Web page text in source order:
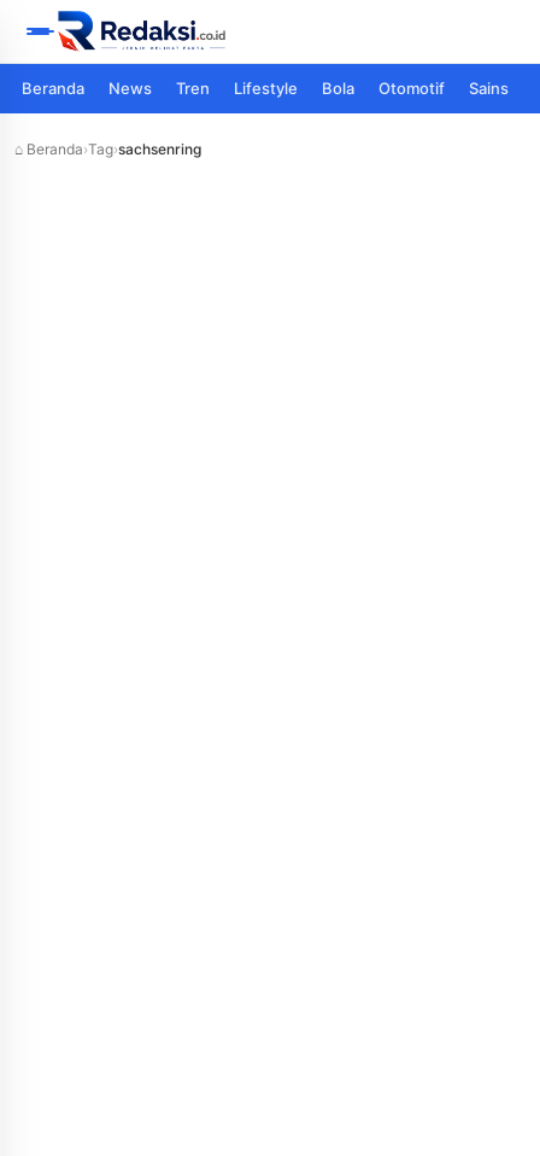
Beranda News Tren Lifestyle Bola Otomotif Sains
⌂ Beranda›Tag›sachsenring